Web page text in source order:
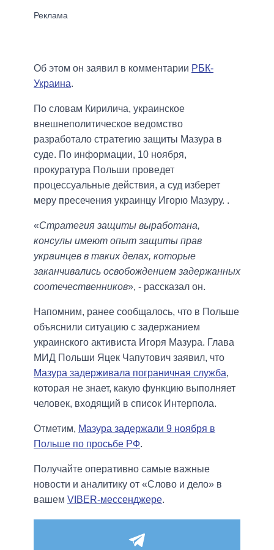
Об этом он заявил в комментарии РБК-
Украина.
По словам Кирилича, украинское
внешнеполитическое ведомство
разработало стратегию защиты Мазура в
суде. По информации, 10 ноября,
прокуратура Польши проведет
процессуальные действия, а суд изберет
меру пресечения украинцу Игорю Мазуру. .
«Стратегия защиты выработана,
консулы имеют опыт защиты прав
украинцев в таких делах, которые
заканчивались освобождением задержанных
соотечественников», - рассказал он.
Напомним, ранее сообщалось, что в Польше
объяснили ситуацию с задержанием
украинского активиста Игоря Мазура. Глава
МИД Польши Яцек Чапутович заявил, что
Мазура задерживала пограничная служба,
которая не знает, какую функцию выполняет
человек, входящий в список Интерпола.
Отметим, Мазура задержали 9 ноября в
Польше по просьбе РФ.
Получайте оперативно самые важные
новости и аналитику от «Слово и дело» в
вашем VIBER-мессенджере.